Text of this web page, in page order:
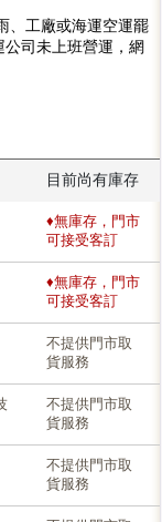
、工廠或海運空運罷
司未上班營運，網
目前尚有庫存
♦無庫存，門市
可接受客訂
♦無庫存，門市
可接受客訂
不提供門市取
貨服務
不提供門市取
貨服務
不提供門市取
貨服務